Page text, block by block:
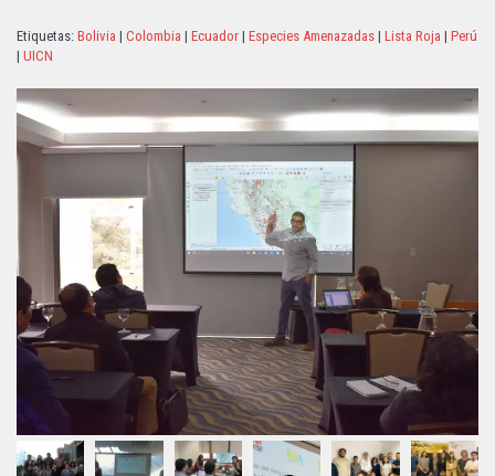
Etiquetas: Bolivia | Colombia | Ecuador | Especies Amenazadas | Lista Roja | Perú
| UICN